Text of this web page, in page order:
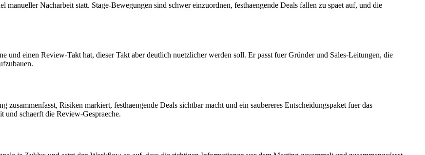
Nacharbeit statt. Stage-Bewegungen sind schwer einzuordnen, festhaengende Deals fallen zu spaet auf, und die
und einen Review-Takt hat, dieser Takt aber deutlich nuetzlicher werden soll. Er passt fuer Gründer und Sales-Leitungen, die
Risiken markiert, festhaengende Deals sichtbar macht und ein saubereres Entscheidungspaket fuer das
und schaerft die Review-Gespraeche.